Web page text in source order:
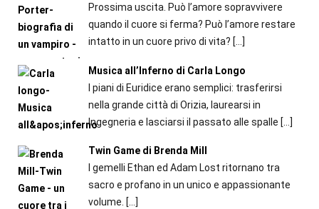
Prossima uscita. Può l’amore sopravvivere
quando il cuore si ferma? Può l’amore restare
intatto in un cuore privo di vita? […]
Musica all’Inferno di Carla Longo
I piani di Euridice erano semplici: trasferirsi
nella grande città di Orizia, laurearsi in
Ingegneria e lasciarsi il passato alle spalle […]
Twin Game di Brenda Mill
I gemelli Ethan ed Adam Lost ritornano tra
sacro e profano in un unico e appassionante
volume. […]